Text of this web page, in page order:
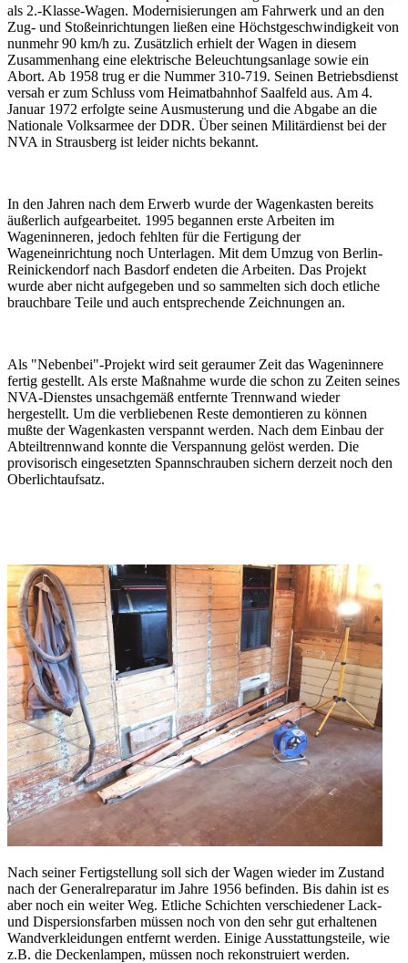
als 2.-Klasse-Wagen. Modernisierungen am Fahrwerk und an den
Zug- und Stoßeinrichtungen ließen eine Höchstgeschwindigkeit von
nunmehr 90 km/h zu. Zusätzlich erhielt der Wagen in diesem
Zusammenhang eine elektrische Beleuchtungsanlage sowie ein
Abort. Ab 1958 trug er die Nummer 310-719. Seinen Betriebsdienst
versah er zum Schluss vom Heimatbahnhof Saalfeld aus. Am 4.
Januar 1972 erfolgte seine Ausmusterung und die Abgabe an die
Nationale Volksarmee der DDR. Über seinen Militärdienst bei der
NVA in Strausberg ist leider nichts bekannt.
In den Jahren nach dem Erwerb wurde der Wagenkasten bereits
äußerlich aufgearbeitet. 1995 begannen erste Arbeiten im
Wageninneren, jedoch fehlten für die Fertigung der
Wageneinrichtung noch Unterlagen. Mit dem Umzug von Berlin-
Reinickendorf nach Basdorf endeten die Arbeiten. Das Projekt
wurde aber nicht aufgegeben und so sammelten sich doch etliche
brauchbare Teile und auch entsprechende Zeichnungen an.
Als "Nebenbei"-Projekt wird seit geraumer Zeit das Wageninnere
fertig gestellt. Als erste Maßnahme wurde die schon zu Zeiten seines
NVA-Dienstes unsachgemäß entfernte Trennwand wieder
hergestellt. Um die verbliebenen Reste demontieren zu können
mußte der Wagenkasten verspannt werden. Nach dem Einbau der
Abteiltrennwand konnte die Verspannung gelöst werden. Die
provisorisch eingesetzten Spannschrauben sichern derzeit noch den
Oberlichtaufsatz.
Nach seiner Fertigstellung soll sich der Wagen wieder im Zustand
nach der Generalreparatur im Jahre 1956 befinden. Bis dahin ist es
aber noch ein weiter Weg. Etliche Schichten verschiedener Lack-
und Dispersionsfarben müssen noch von den sehr gut erhaltenen
Wandverkleidungen entfernt werden. Einige Ausstattungsteile, wie
z.B. die Deckenlampen, müssen noch rekonstruiert werden.